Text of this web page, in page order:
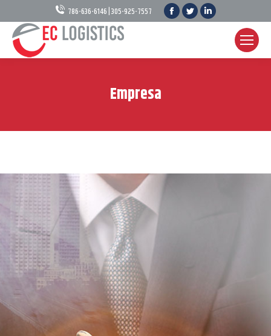
786-636-6146 | 305-925-7557 Facebook
TwitterLinkedin
Empresa